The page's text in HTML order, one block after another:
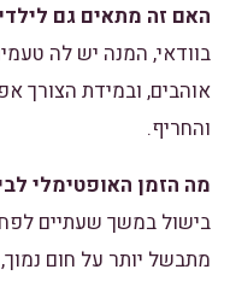
האם זה מתאים גם
בוודאי, המנה יש לה
אוהבים, ובמידת הצורך
והחריף.
מה הזמן האופטימלי
בישול במשך שעתיים
מתבשל יותר על חום